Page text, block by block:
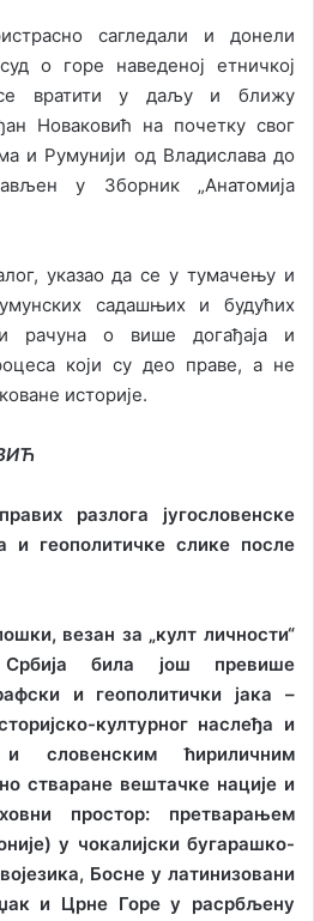
сагледали и донели
о горе наведеној етничкој
вратити у даљу и ближу
Новаковић на почетку свог
и Румунији од Владислава до
у Зборник „Анатомија
указао да се у тумачењу и
садашњих и будућих
рачуна о више догађаја и
који су део праве, а не
историје.
разлога југословенске
и геополитичке слике после
везан за „култ личности“
била још превише
и геополитички јака –
културног наслеђа и
ћириличним
стваране вештачке нације и
простор: претварањем
у чокалијски бугарашко-
Босне у латинизовани
и Црне Горе у расрбљену